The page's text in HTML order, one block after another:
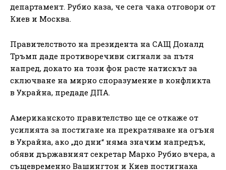
департамент. Рубио каза, че сега чака отговори от
Киев и Москва.
Правителството на президента на САЩ Доналд
Тръмп даде противоречиви сигнали за пътя
напред, докато на този фон расте натискът за
сключване на мирно споразумение в конфликта
в Украйна, предаде ДПА.
Американското правителство ще се откаже от
усилията за постигане на прекратяване на огъня
в Украйна, ако „до дни“ няма значим напредък,
обяви държавният секретар Марко Рубио вчера, а
същевременно Вашингтон и Киев постигнаха